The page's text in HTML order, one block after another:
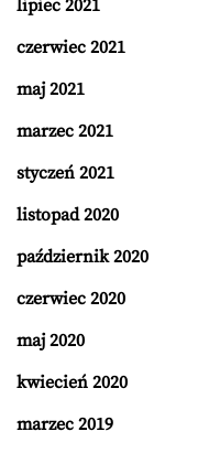
lipiec 2021
czerwiec 2021
maj 2021
marzec 2021
styczeń 2021
listopad 2020
październik 2020
czerwiec 2020
maj 2020
kwiecień 2020
marzec 2019